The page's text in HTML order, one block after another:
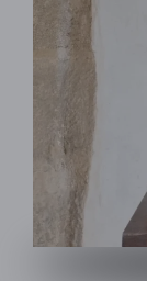
Le 19
nombre